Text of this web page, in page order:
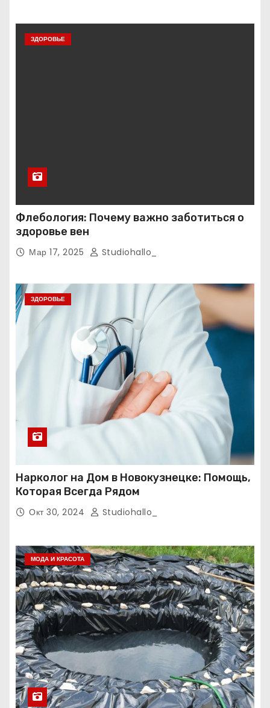
ЗДОРОВЬЕ
Флебология: Почему важно заботиться о
здоровье вен
Мар 17, 2025 Studiohallo_
ЗДОРОВЬЕ
Нарколог на Дом в Новокузнецке: Помощь,
Которая Всегда Рядом
Окт 30, 2024 Studiohallo_
МОДА И КРАСОТА